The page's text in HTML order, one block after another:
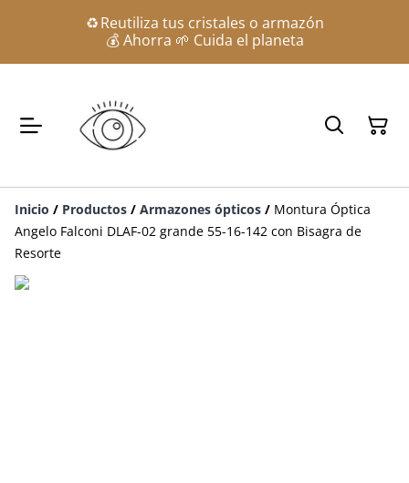
♻️ Reutiliza tus cristales o armazón
💰 Ahorra 🌱 Cuida el planeta
Inicio / Productos / Armazones ópticos / Montura Óptica
Angelo Falconi DLAF-02 grande 55-16-142 con Bisagra de
Resorte